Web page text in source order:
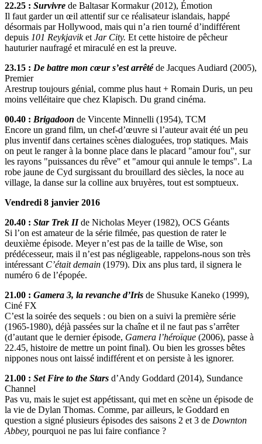
22.25 : Survivre de Baltasar Kormakur (2012), Émotion
Il faut garder un œil attentif sur ce réalisateur islandais, happé
désormais par Hollywood, mais qui n’a rien tourné d’indifférent
depuis 101 Reykjaviket Jar City. Et cette histoire de pêcheur
hauturier naufragé et miraculé en est la preuve.
23.15 : De battre mon cœur s’est arrêtéde Jacques Audiard (2005),
Premier
Arestrup toujours génial, comme plus haut + Romain Duris, un peu
moins velléitaire que chez Klapisch. Du grand cinéma.
00.40 : Brigadoon de Vincente Minnelli (1954), TCM
Encore un grand film, un chef-d’œuvre si l’auteur avait été un peu
plus inventif dans certaines scènes dialoguées, trop statiques. Mais
on peut le ranger à la bonne place dans le placard "amour fou", sur
les rayons "puissances du rêve" et "amour qui annule le temps". La
robe jaune de Cyd surgissant du brouillard des siècles, la noce au
village, la danse sur la colline aux bruyères, tout est somptueux.
Vendredi 8 janvier 2016
20.40 : Star Trek IIde Nicholas Meyer (1982), OCS Géants
Si l’on est amateur de la série filmée, pas question de rater le
deuxième épisode. Meyer n’est pas de la taille de Wise, son
prédécesseur, mais il n’est pas négligeable, rappelons-nous son très
intéressant C’était demain (1979). Dix ans plus tard, il signera le
numéro 6 de l’épopée.
21.00 : Gamera 3, la revanche d’Iris de Shusuke Kaneko (1999),
Ciné FX
C’est la soirée des sequels : ou bien on a suivi la première série
(1965-1980), déjà passées sur la chaîne et il ne faut pas s’arrêter
(d’autant que le dernier épisode, Gamera l’héroïque (2006), passe à
22.45, histoire de mettre un point final). Ou bien les grosses bêtes
nippones nous ont laissé indifférent et on persiste à les ignorer.
21.00 : Set Fire to the Stars d’Andy Goddard (2014), Sundance
Channel
Pas vu, mais le sujet est appétissant, qui met en scène un épisode de
la vie de Dylan Thomas. Comme, par ailleurs, le Goddard en
question a signé plusieurs épisodes des saisons 2 et 3 de Downton
Abbey, pourquoi ne pas lui faire confiance ?